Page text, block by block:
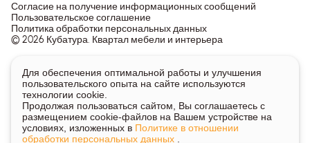
© 2026 Кубатура. Квартал мебели и интерьера
Согласие на получение информационных сообщений
Пользовательское соглашение
Политика обработки персональных данных
Информация о товарах и ценах на сайте не является
публичной офертой, носит исключительно информационный
характер.
Для получения подробной информации о наличии и стоимости
указанных товаров и услуг напишите или позвоните нам.
Для обеспечения оптимальной работы и улучшения
пользовательского опыта на сайте используются
технологии cookie.
Продолжая пользоваться сайтом, Вы соглашаетесь с
размещением cookie-файлов на Вашем устройстве на
условиях, изложенных в Политике в отношении
обработки персональных данных